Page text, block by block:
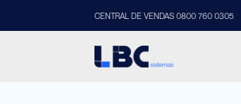
CENTRAL DE VENDAS 0800 760 0305